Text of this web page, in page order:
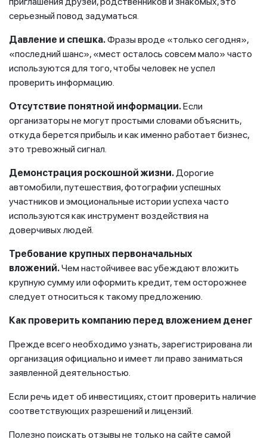
серьезный повод задуматься.
Давление и спешка.Фразы вроде «только сегодня»,
«последний шанс», «мест осталось совсем мало» часто
используются для того, чтобы человек не успел
проверить информацию.
Отсутствие понятной информации.Если
организаторы не могут простыми словами объяснить,
откуда берется прибыль и как именно работает бизнес,
это тревожный сигнал.
Демонстрация роскошной жизни. Дорогие
автомобили, путешествия, фотографии успешных
участников и эмоциональные истории успеха часто
используются как инструмент воздействия на
доверчивых людей.
Требование крупных первоначальных
вложений.Чем настойчивее вас убеждают вложить
крупную сумму или оформить кредит, тем осторожнее
следует относиться к такому предложению.
Как проверить компанию перед вложением денег
Прежде всего необходимо узнать, зарегистрирована ли
организация официально и имеет ли право заниматься
заявленной деятельностью.
Если речь идет об инвестициях, стоит проверить наличие
соответствующих разрешений и лицензий.
Полезно поискать отзывы не только на сайте самой